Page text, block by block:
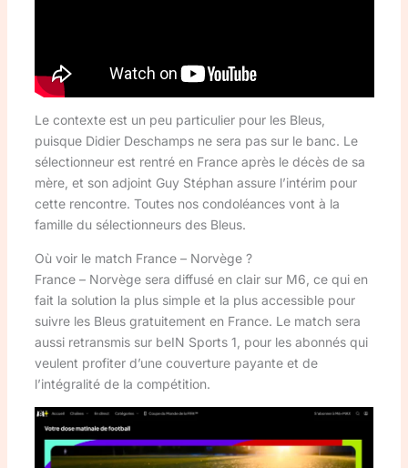
Le contexte est un peu particulier pour les Bleus,
puisque Didier Deschamps ne sera pas sur le banc. Le
sélectionneur est rentré en France après le décès de sa
mère, et son adjoint Guy Stéphan assure l’intérim pour
cette rencontre. Toutes nos condoléances vont à la
famille du sélectionneurs des Bleus.
Où voir le match France – Norvège ?
France – Norvège sera diffusé en clair sur M6, ce qui en
fait la solution la plus simple et la plus accessible pour
suivre les Bleus gratuitement en France. Le match sera
aussi retransmis sur beIN Sports 1, pour les abonnés qui
veulent profiter d’une couverture payante et de
l’intégralité de la compétition.